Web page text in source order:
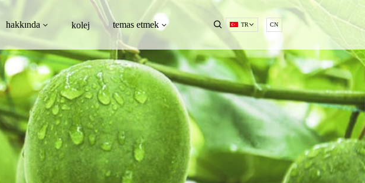
hakkında kolej temas etmek TR CN